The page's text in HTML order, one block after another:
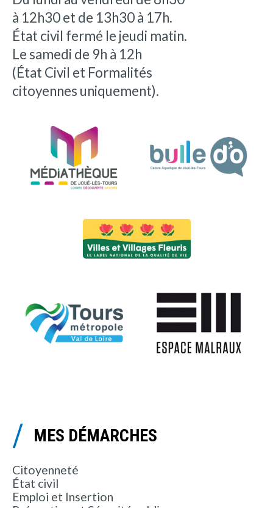
à 12h30 et de 13h30 à 17h.
État civil fermé le jeudi matin.
Le samedi de 9h à 12h
(État Civil et Formalités
citoyennes uniquement).
MES DÉMARCHES
Citoyenneté
État civil
Emploi et Insertion